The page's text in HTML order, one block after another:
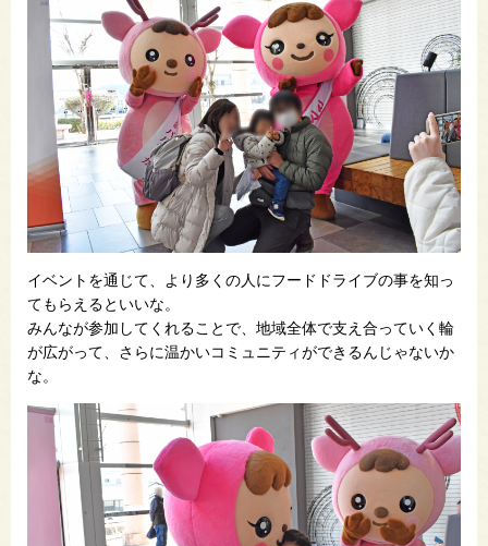
イベントを通じて、より多くの人にフードドライブの事を知っ
てもらえるといいな。
みんなが参加してくれることで、地域全体で支え合っていく輪
が広がって、さらに温かいコミュニティができるんじゃないか
な。